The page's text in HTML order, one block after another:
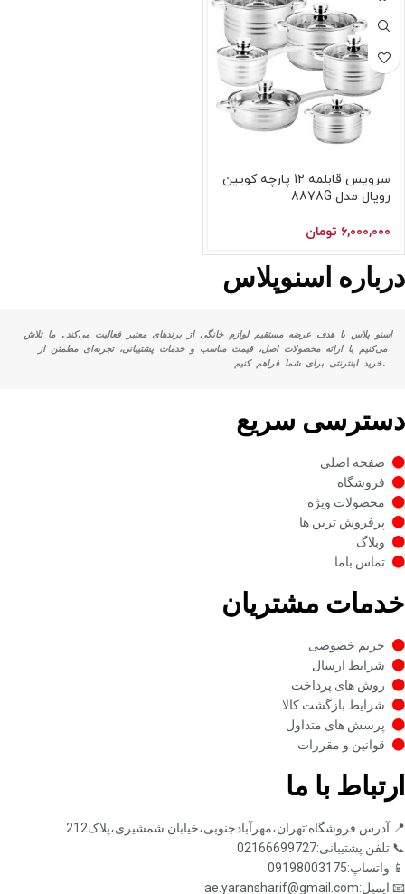
سرویس قابلمه 12 پارچه کویین
رویال مدل 8878G
۶,۰۰۰,۰۰۰ تومان
درباره اسنوپلاس
خرید اینترنتی برای شما فراهم کنیم.
دسترسی سریع
صفحه اصلی
فروشگاه
محصولات ویژه
پرفروش ترین ها
وبلاگ
تماس باما
خدمات مشتریان
حریم خصوصی
شرایط ارسال
روش های پرداخت
شرایط بازگشت کالا
پرسش های متداول
قوانین و مقررات
ارتباط با ما
📍 آدرس فروشگاه:تهران،مهرآبادجنوبی،خیابان شمشیری،پلاک212
📞 تلفن پشتیبانی:02166699727
📱 واتساپ:09198003175
📧 ایمیل:ae.yaransharif@gmail.com